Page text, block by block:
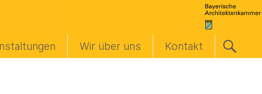
Wir über uns Kontakt